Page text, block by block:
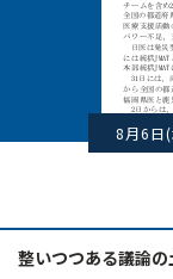
8月6日
整いつつある議論の